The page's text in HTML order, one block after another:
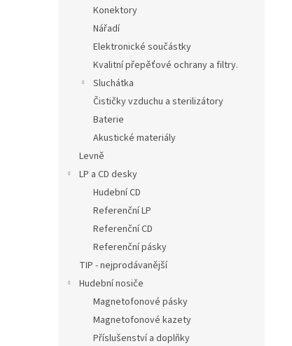
Konektory
Nářadí
Elektronické součástky
Kvalitní přepěťové ochrany a filtry.
Sluchátka
Čističky vzduchu a sterilizátory
Baterie
Akustické materiály
Levně
LP a CD desky
Hudební CD
Referenční LP
Referenční CD
Referenční pásky
TIP - nejprodávanější
Hudební nosiče
Magnetofonové pásky
Magnetofonové kazety
Příslušenství a doplňky